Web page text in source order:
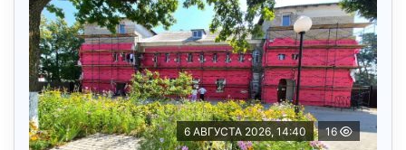
6 АВГУСТА 2026, 14:40 16